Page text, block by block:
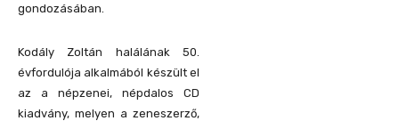
gondozásában.
Kodály Zoltán halálának 50.
évfordulója alkalmából készült el
az a népzenei, népdalos CD
kiadvány, melyen a zeneszerző,